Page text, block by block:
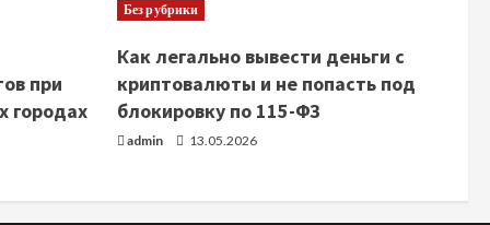
при
городах
Без рубрики
Как легально вывести деньги с
криптовалюты и не попасть под
блокировку по 115-ФЗ
admin 13.05.2026